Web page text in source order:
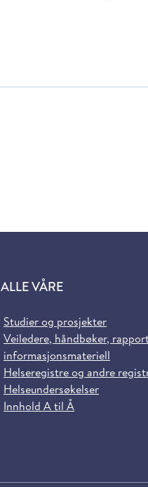
ALLE VÅRE
Studier og prosjekter
Veiledere, håndbøker,
informasjonsmateriell
Helseregistre og andre
Helseundersøkelser
Innhold A til Å